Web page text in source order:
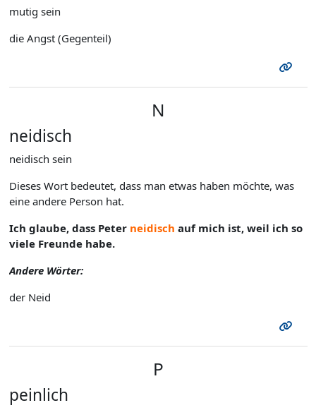
mutig sein
die Angst (Gegenteil)
N
neidisch
neidisch sein
Dieses Wort bedeutet, dass man etwas haben möchte, was
eine andere Person hat.
Ich glaube, dass Peter neidisch auf mich ist, weil ich so
viele Freunde habe.
Andere Wörter:
der Neid
P
peinlich